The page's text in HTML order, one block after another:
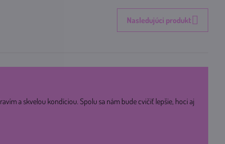
Nasledujúci produkt
a skvelou kondíciou. Spolu sa nám bude cvičiť lepšie, hoci aj